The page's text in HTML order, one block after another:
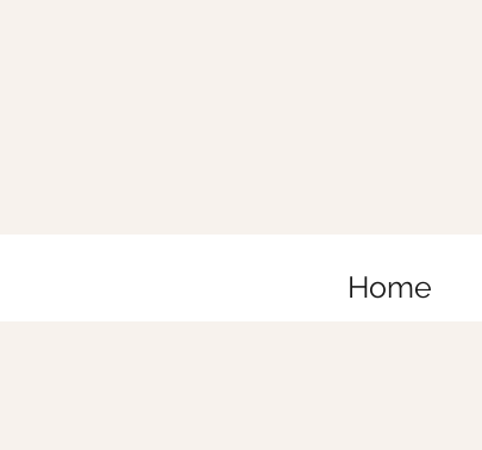
Home